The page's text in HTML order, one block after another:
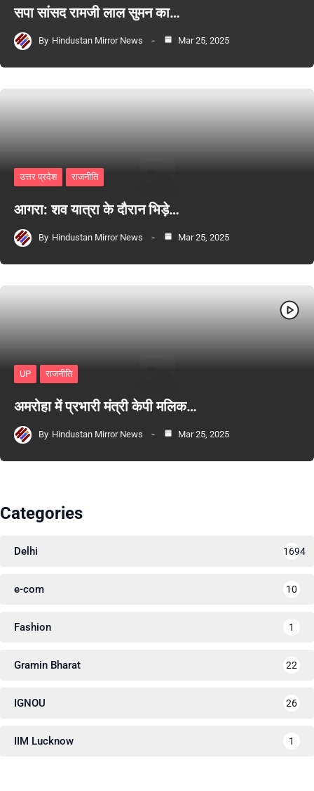
सपा सांसद रामजी लाल सुमन का…
By Hindustan Mirror News Mar 25, 2025
उत्तर प्रदेश राजनीति
आगरा: शव यात्रा के दौरान भिड़े…
By Hindustan Mirror News Mar 25, 2025
UP राजनीति
अमरोहा में प्रभारी मंत्री केपी मलिक…
By Hindustan Mirror News Mar 25, 2025
Categories
Delhi 1694
e-com 10
Fashion 1
Gramin Bharat 22
IGNOU 26
IIM Lucknow 1